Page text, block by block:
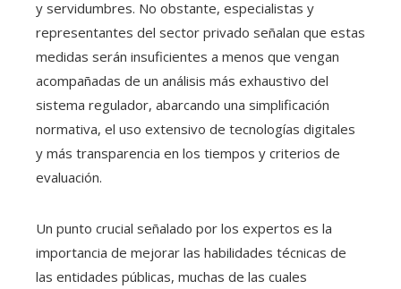
y servidumbres. No obstante, especialistas y
representantes del sector privado señalan que estas
medidas serán insuficientes a menos que vengan
acompañadas de un análisis más exhaustivo del
sistema regulador, abarcando una simplificación
normativa, el uso extensivo de tecnologías digitales
y más transparencia en los tiempos y criterios de
evaluación.
Un punto crucial señalado por los expertos es la
importancia de mejorar las habilidades técnicas de
las entidades públicas, muchas de las cuales